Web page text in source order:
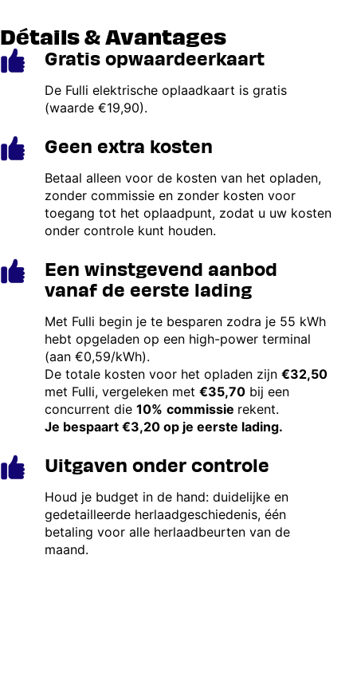
Détails & Avantages
Image Gratis opwaardeerkaart
De Fulli elektrische oplaadkaart is gratis
(waarde €19,90).
Image Geen extra kosten
Betaal alleen voor de kosten van het opladen,
zonder commissie en zonder kosten voor
toegang tot het oplaadpunt, zodat u uw kosten
onder controle kunt houden.
Image
Een winstgevend aanbod
vanaf de eerste lading
Met Fulli begin je te besparen zodra je 55 kWh
hebt opgeladen op een high-power terminal
(aan €0,59/kWh).
De totale kosten voor het opladen zijn €32,50
met Fulli, vergeleken met €35,70 bij een
concurrent die 10% commissie rekent.
Je bespaart €3,20 op je eerste lading.
Image Uitgaven onder controle
Houd je budget in de hand: duidelijke en
gedetailleerde herlaadgeschiedenis, één
betaling voor alle herlaadbeurten van de
maand.